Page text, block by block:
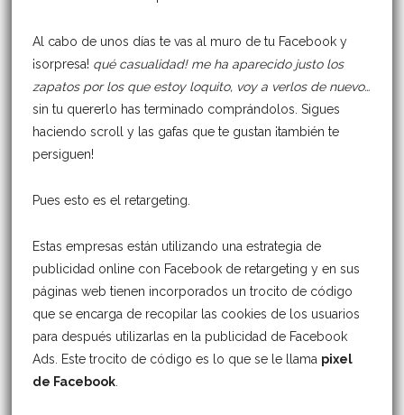
Al cabo de unos días te vas al muro de tu Facebook y
¡sorpresa! qué casualidad! me ha aparecido justo los
zapatos por los que estoy loquito, voy a verlos de nuevo…
sin tu quererlo has terminado comprándolos. Sigues
haciendo scroll y las gafas que te gustan ¡también te
persiguen!
Pues esto es el retargeting.
Estas empresas están utilizando una estrategia de
publicidad online con Facebook de retargeting y en sus
páginas web tienen incorporados un trocito de código
que se encarga de recopilar las cookies de los usuarios
para después utilizarlas en la publicidad de Facebook
Ads. Este trocito de código es lo que se le llama pixel
de Facebook.